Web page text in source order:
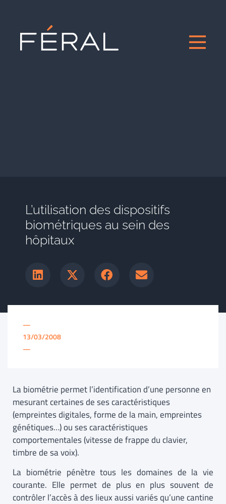
L’utilisation des dispositifs
biométriques au sein des
hôpitaux
—
13/03/2008
—
La biométrie permet l’identification d’une personne en
mesurant certaines de ses caractéristiques
(empreintes digitales, forme de la main, empreintes
génétiques…) ou ses caractéristiques
comportementales (vitesse de frappe du clavier,
timbre de sa voix).
La biométrie pénètre tous les domaines de la vie
courante. Elle permet de plus en plus souvent de
contrôler l’accès à des lieux aussi variés qu’une cantine